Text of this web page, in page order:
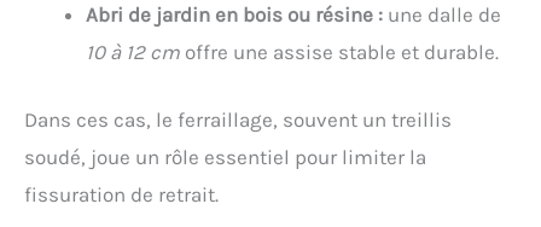
Abri de jardin en bois ou résine : une dalle de
10 à 12 cm offre une assise stable et durable.
Dans ces cas, le ferraillage, souvent un treillis
soudé, joue un rôle essentiel pour limiter la
fissuration de retrait.